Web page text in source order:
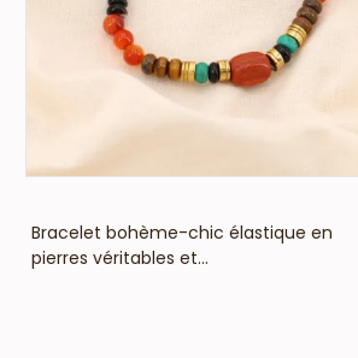
Bracelet bohème-chic élastique en
pierres véritables et...